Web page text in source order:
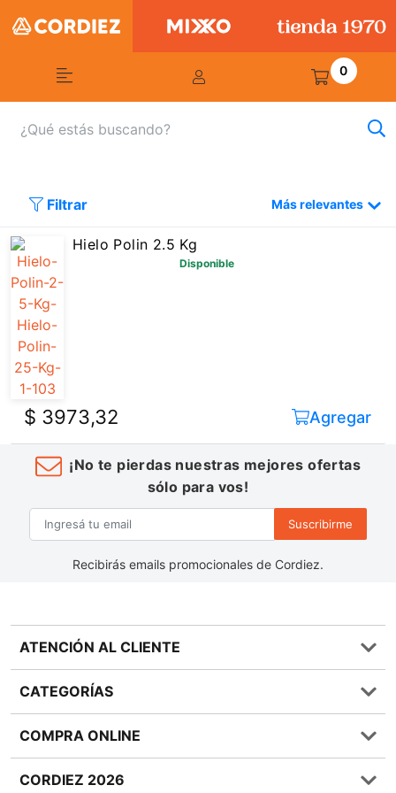
0
Filtrar Más relevantes
Hielo Polin 2.5 Kg
Disponible
$ 3973,32 Agregar
¡No te pierdas nuestras mejores ofertas
sólo para vos!
Suscribirme
Recibirás emails promocionales de Cordiez.
ATENCIÓN AL CLIENTE
Preguntas frecuentes
0810 555 1970
Términos y condiciones
Política de Devoluciones
CATEGORÍAS
Bebidas
Lácteos
COMPRA ONLINE
Métodos de entrega
CORDIEZ 2026